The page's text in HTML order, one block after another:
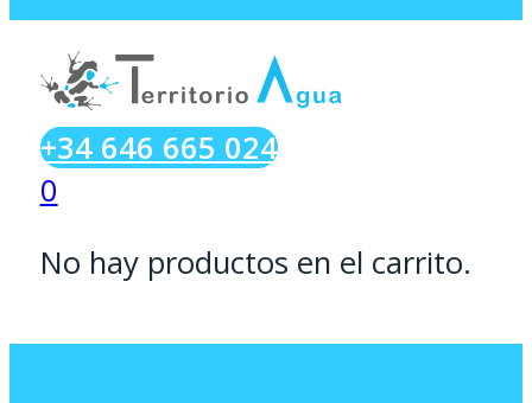
+34 646 665 024
0
No hay productos en el carrito.